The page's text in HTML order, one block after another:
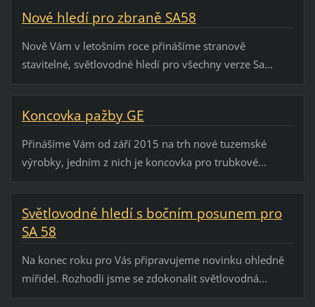
Nové hledí pro zbraně SA58
Nově Vám v letošním roce přinášíme stranově
stavitelné, světlovodné hledí pro všechny verze Sa...
Koncovka pažby GE
Přinášíme Vám od září 2015 na trh nové tuzemské
výrobky, jedním z nich je koncovka pro trubkové...
Světlovodné hledí s bočním posunem pro
SA 58
Na konec roku pro Vás připravujeme novinku ohledně
mířidel. Rozhodli jsme se zdokonalit světlovodná...